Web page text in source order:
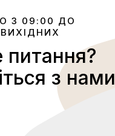
З 09:00 ДО
питання?
з нами